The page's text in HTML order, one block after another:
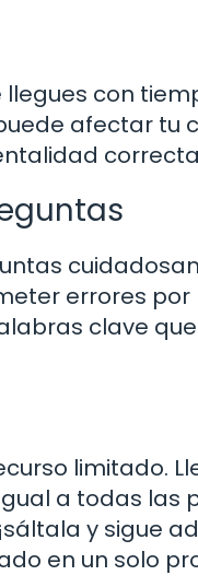
llegues con
afectar tu
errores
clave
limitado.
a todas las
y sigue
en un solo